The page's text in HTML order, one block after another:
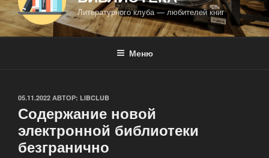
Литературного клуба — любителей книг
Меню
ОПУБЛИКОВАНО
05.11.2022 АВТОР: LIBCLUB
Содержание новой
электронной библиотеки
безгранично